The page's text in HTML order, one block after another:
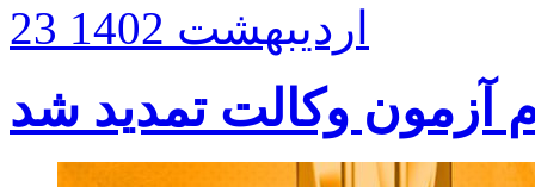
23 اردیبهشت 1402
آزمون وکالت تمدید شد